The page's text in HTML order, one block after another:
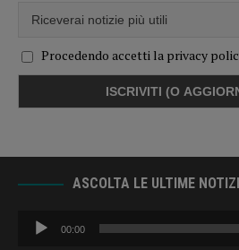
Procedendo accetti la privacy
ASCOLTA LE ULTIME
Audio
Player
00:00